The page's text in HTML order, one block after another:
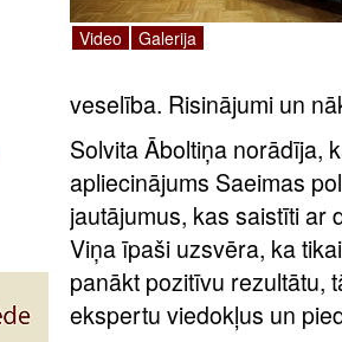
Video Galerija
veselība. Risinājumi un
Solvita Āboltiņa norādīja,
apliecinājums Saeimas
jautājumus, kas saistīti ar
Viņa īpaši uzsvēra, ka
panākt pozitīvu rezultātu,
ekspertu viedokļus un